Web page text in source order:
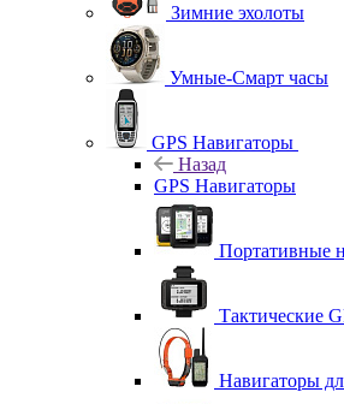
Зимние эхолоты
Умные-Смарт часы
GPS Навигаторы
Назад
GPS Навигаторы
Портативные
Тактические
Навигаторы